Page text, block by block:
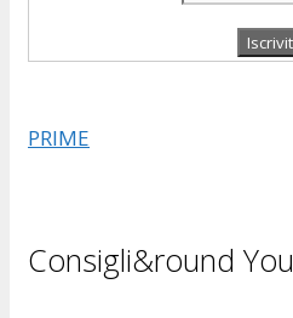
PRIME
Consigli&round You